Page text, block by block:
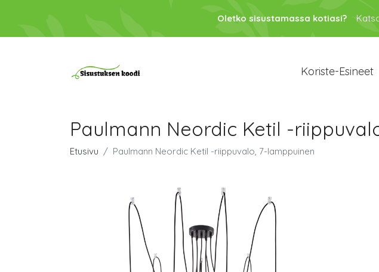
Oletko sisustamassa kotiasi?
Koriste-Esineet
Paulmann Neordic Ketil -
Etusivu Paulmann Neordic Ketil -riippuvalo, 7-lamppuinen